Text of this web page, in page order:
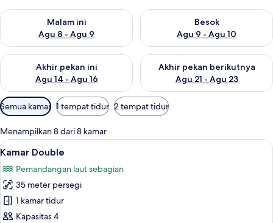
Malam ini
Agu 8 - Agu 9
Periksa ketersediaan untuk malam ini Agu 8 - Agu 9
Besok
Agu 9 - Agu 10
Periksa ketersediaan untuk
Akhir pekan ini
Agu 14 - Agu 16
Periksa ketersediaan untuk akhir pekan ini Agu 14 - Agu 16
Akhir pekan berikutnya
Agu 21 - Agu 23
Periksa ketersediaan untuk
Filter
tersedia
untuk
kamar
Semua kamar 1 tempat tidur 2 tempat tidur
Menampilkan 8 dari 8 kamar
Lihat
semua
foto
untuk
Kamar
Double
Meja kerja, tirai kedap cahaya, dan
6
Kamar Double
Pemandangan laut sebagian
35 meter persegi
1 kamar tidur
Kapasitas 4